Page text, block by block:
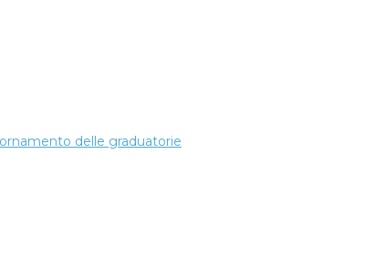
delle graduatorie